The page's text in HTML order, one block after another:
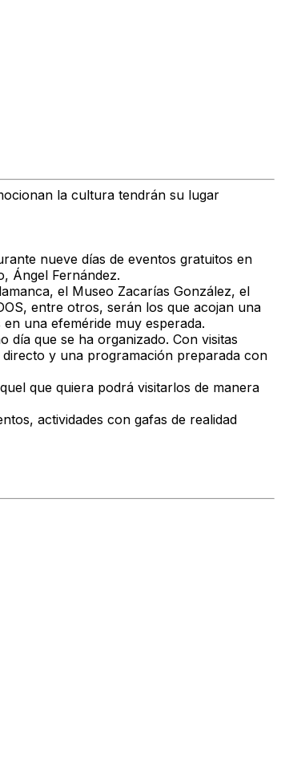
la cultura tendrán su lugar
nueve días de eventos gratuitos en
Ángel Fernández.
el Museo Zacarías González, el
entre otros, serán los que acojan una
una efeméride muy esperada.
día que se ha organizado. Con visitas
y una programación preparada con
que quiera podrá visitarlos de manera
actividades con gafas de realidad